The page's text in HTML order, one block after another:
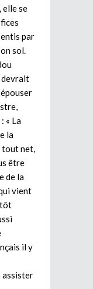
elle se
par
sol.
devrait
« La
la
tout net,
être
de la
vient
il y
assister